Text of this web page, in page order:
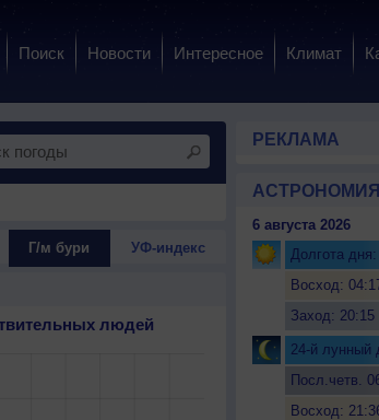
Поиск Новости Интересное Климат
Г/м бури УФ-индекс
людей
РЕКЛАМА
АСТРОНОМИЯ
6 августа 2026
Долгота
Восход:
Заход: 20:15
24-й лунный
Посл.четв.
Восход: